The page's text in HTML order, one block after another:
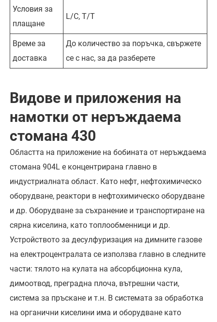
Условия за
плащане
L/C, T/T
Време за
доставка
До количество за поръчка, свържете
се с нас, за да разберете
Видове и приложения на
намотки от неръждаема
стомана 430
Областта на приложение на бобината от неръждаема
стомана 904L е концентрирана главно в
индустриалната област. Като нефт, нефтохимическо
оборудване, реактори в нефтохимическо оборудване
и др. Оборудване за съхранение и транспортиране на
сярна киселина, като топлообменници и др.
Устройството за десулфуризация на димните газове
на електроцентралата се използва главно в следните
части: тялото на кулата на абсорбционна кула,
димоотвод, преградна плоча, вътрешни части,
система за пръскане и т.н. В системата за обработка
на органични киселини има и оборудване като